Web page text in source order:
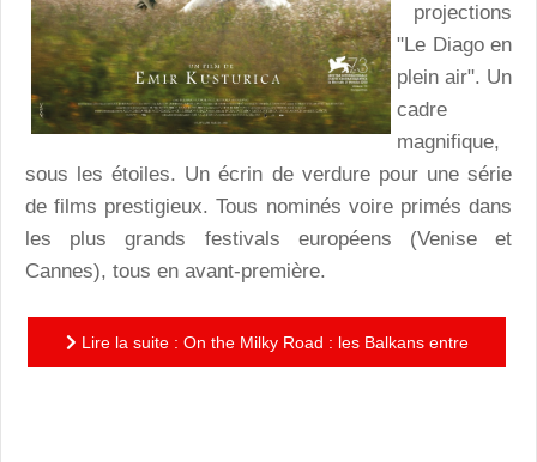
projections
"Le Diago en
plein air". Un
cadre
magnifique,
sous les étoiles. Un écrin de verdure pour une série
de films prestigieux. Tous nominés voire primés dans
les plus grands festivals européens (Venise et
Cannes), tous en avant-première.
Lire la suite : On the Milky Road : les Balkans entre